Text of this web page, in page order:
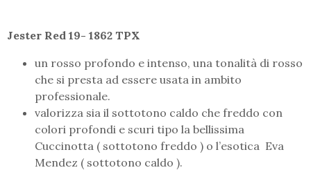
Jester Red 19- 1862 TPX
un rosso profondo e intenso, una tonalità di rosso
che si presta ad essere usata in ambito
professionale.
valorizza sia il sottotono caldo che freddo con
colori profondi e scuri tipo la bellissima
Cuccinotta ( sottotono freddo ) o l’esotica Eva
Mendez ( sottotono caldo ).